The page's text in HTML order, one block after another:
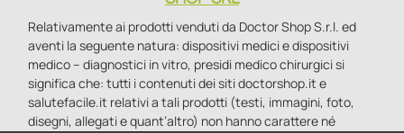
Relativamente ai prodotti venduti da Doctor Shop S.r.l. ed
aventi la seguente natura: dispositivi medici e dispositivi
medico – diagnostici in vitro, presidi medico chirurgici si
significa che: tutti i contenuti dei siti doctorshop.it e
salutefacile.it relativi a tali prodotti (testi, immagini, foto,
disegni, allegati e quant’altro) non hanno carattere né